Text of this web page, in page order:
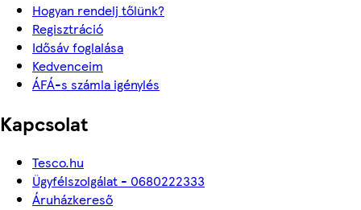
Hogyan rendelj tőlünk?
Regisztráció
Idősáv foglalása
Kedvenceim
ÁFÁ-s számla igénylés
Kapcsolat
Tesco.hu
Ügyfélszolgálat - 0680222333
Áruházkereső